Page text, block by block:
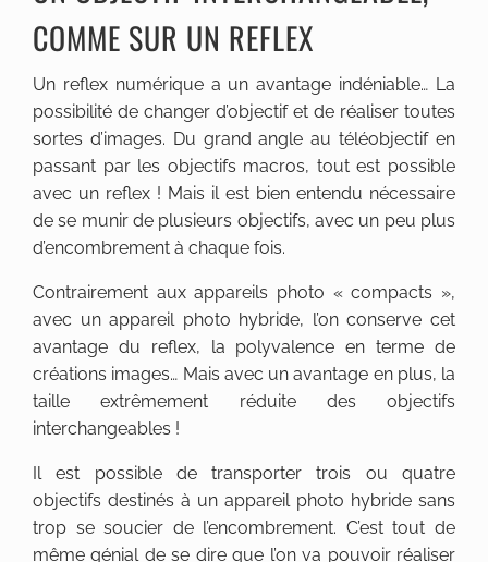
COMME SUR UN REFLEX
Un reflex numérique a un avantage indéniable… La
possibilité de changer d’objectif et de réaliser toutes
sortes d’images. Du grand angle au téléobjectif en
passant par les objectifs macros, tout est possible
avec un reflex ! Mais il est bien entendu nécessaire
de se munir de plusieurs objectifs, avec un peu plus
d’encombrement à chaque fois.
Contrairement aux appareils photo « compacts »,
avec un appareil photo hybride, l’on conserve cet
avantage du reflex, la polyvalence en terme de
créations images… Mais avec un avantage en plus, la
taille extrêmement réduite des objectifs
interchangeables !
Il est possible de transporter trois ou quatre
objectifs destinés à un appareil photo hybride sans
trop se soucier de l’encombrement. C’est tout de
même génial de se dire que l’on va pouvoir réaliser